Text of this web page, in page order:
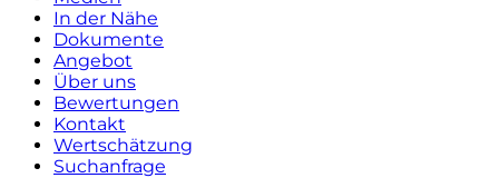
In der Nähe
Dokumente
Angebot
Über uns
Bewertungen
Kontakt
Wertschätzung
Suchanfrage